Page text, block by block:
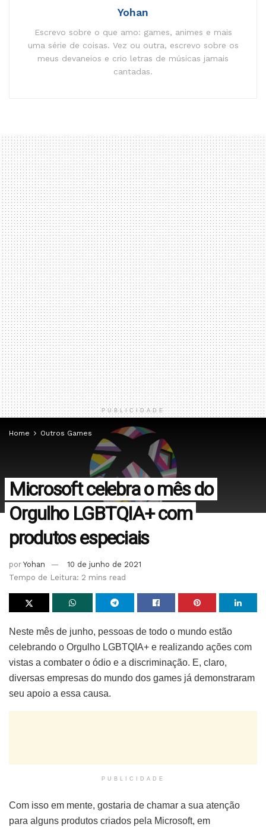
Yohan
Escrevo sobre o que amo: games, animes e mais
uma série de coisas. Vez ou outra, escrevo sobre os
meus devaneios e crio letras de músicas jamais
cantadas.
PUBLICIDADE
Home Outros Games
Microsoft celebra o mês do
Orgulho LGBTQIA+ com
produtos especiais
por Yohan
10 de junho de 2021
Tempo de Leitura: 2 mins read
Neste mês de junho, pessoas de todo o mundo estão
celebrando o Orgulho LGBTQIA+ e realizando ações com
vistas a combater o ódio e a discriminação. E, claro,
diversas empresas do mundo dos games já demonstraram
seu apoio a essa causa.
PUBLICIDADE
Com isso em mente, gostaria de chamar a sua atenção
para alguns produtos criados pela Microsoft, em